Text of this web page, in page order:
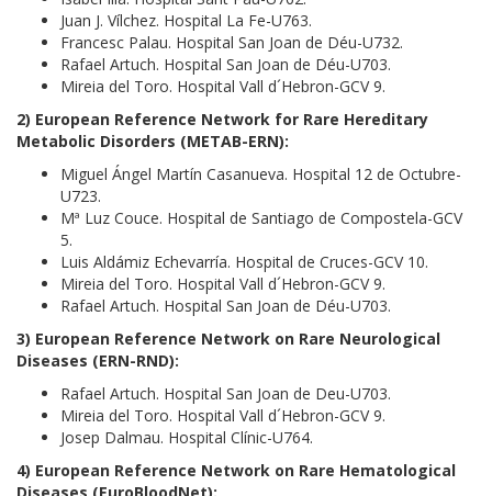
Juan J. Vílchez. Hospital La Fe-U763.
Francesc Palau. Hospital San Joan de Déu-U732.
Rafael Artuch. Hospital San Joan de Déu-U703.
Mireia del Toro. Hospital Vall d´Hebron-GCV 9.
2) European Reference Network for Rare Hereditary
Metabolic Disorders (METAB-ERN):
Miguel Ángel Martín Casanueva. Hospital 12 de Octubre-
U723.
Mª Luz Couce. Hospital de Santiago de Compostela-GCV
5.
Luis Aldámiz Echevarría. Hospital de Cruces-GCV 10.
Mireia del Toro. Hospital Vall d´Hebron-GCV 9.
Rafael Artuch. Hospital San Joan de Déu-U703.
3) European Reference Network on Rare Neurological
Diseases (ERN-RND):
Rafael Artuch. Hospital San Joan de Deu-U703.
Mireia del Toro. Hospital Vall d´Hebron-GCV 9.
Josep Dalmau. Hospital Clínic-U764.
4) European Reference Network on Rare Hematological